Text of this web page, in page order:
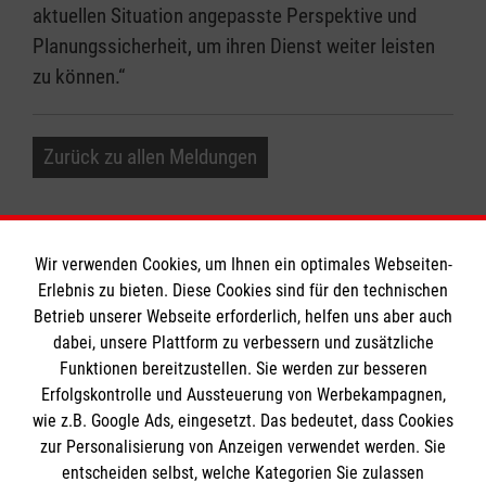
aktuellen Situation angepasste Perspektive und
Planungssicherheit, um ihren Dienst weiter leisten
zu können.“
Zurück zu allen Meldungen
Informationen
Impressum
Datenschutz
Barrierefreiheit
Die Malteser
Wir verwenden Cookies, um Ihnen ein optimales Webseiten-
Erlebnis zu bieten. Diese Cookies sind für den technischen
Betrieb unserer Webseite erforderlich, helfen uns aber auch
dabei, unsere Plattform zu verbessern und zusätzliche
Funktionen bereitzustellen. Sie werden zur besseren
Erfolgskontrolle und Aussteuerung von Werbekampagnen,
wie z.B. Google Ads, eingesetzt. Das bedeutet, dass Cookies
zur Personalisierung von Anzeigen verwendet werden. Sie
entscheiden selbst, welche Kategorien Sie zulassen